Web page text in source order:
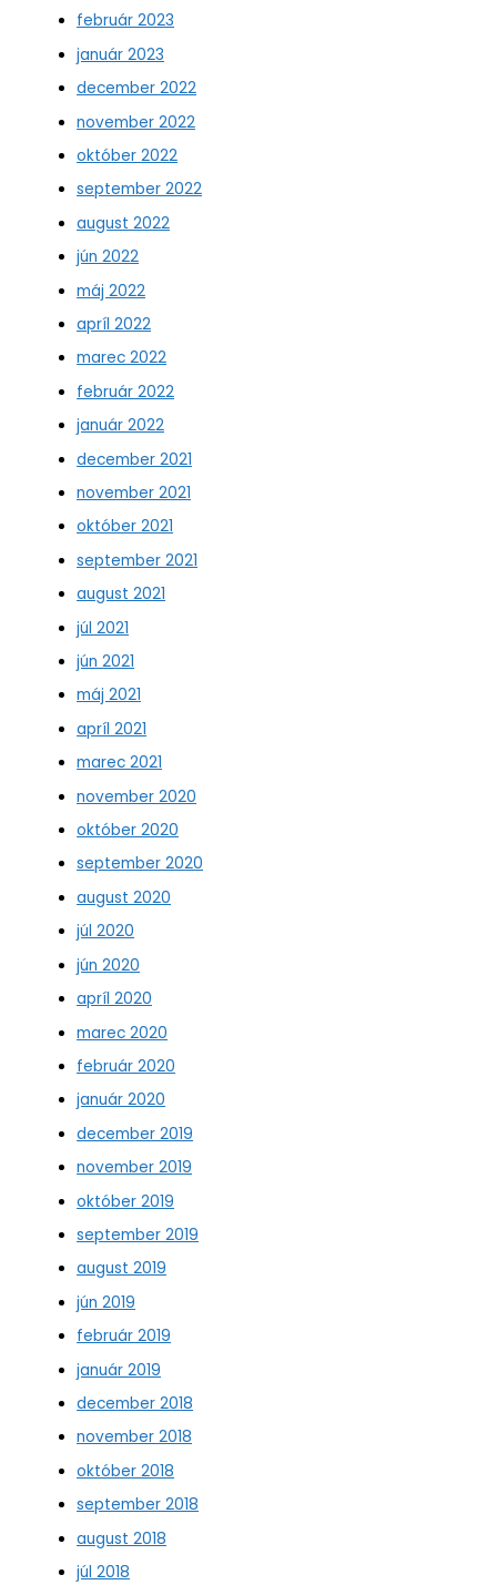
február 2023
január 2023
december 2022
november 2022
október 2022
september 2022
august 2022
jún 2022
máj 2022
apríl 2022
marec 2022
február 2022
január 2022
december 2021
november 2021
október 2021
september 2021
august 2021
júl 2021
jún 2021
máj 2021
apríl 2021
marec 2021
november 2020
október 2020
september 2020
august 2020
júl 2020
jún 2020
apríl 2020
marec 2020
február 2020
január 2020
december 2019
november 2019
október 2019
september 2019
august 2019
jún 2019
február 2019
január 2019
december 2018
november 2018
október 2018
september 2018
august 2018
júl 2018